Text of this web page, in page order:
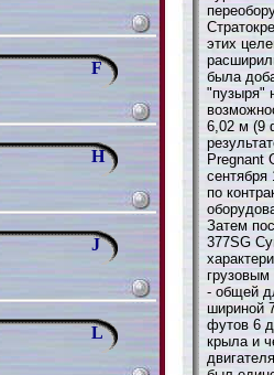
F
H
J
L
этих
была
"пузыря"
6,02 м (9
Pregnant
сентября
по
Затем
377SG
- общей
шириной
футов 6
крыла и